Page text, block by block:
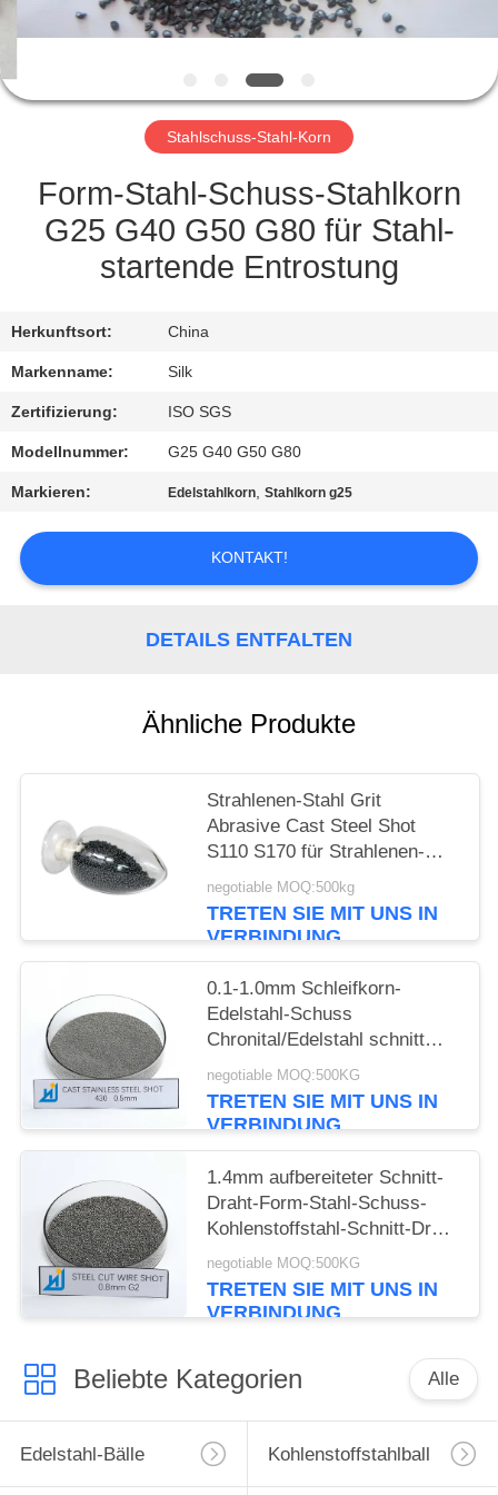
TRETEN
SIE
MIT
VERBINDUNG
FÄLLE
EIN
ZITAT
Stahlschuss-Stahl-Korn
Form-Stahl-Schuss-Stahlkorn
G25 G40 G50 G80 für Stahl-
startende Entrostung
Herkunftsort: China
Markenname: Silk
Zertifizierung: ISO SGS
Modellnummer: G25 G40 G50 G80
Markieren: Edelstahlkorn,Stahlkorn g25
KONTAKT!
DETAILS ENTFALTEN
Ähnliche Produkte
Strahlenen-Stahl Grit
Abrasive Cast Steel Shot
S110 S170 für Strahlenen-
Maschine
negotiable MOQ:500kg
TRETEN SIE MIT UNS IN
VERBINDUNG
0.1-1.0mm Schleifkorn-
Edelstahl-Schuss
Chronital/Edelstahl schnitt
Draht-Schuss
negotiable MOQ:500KG
TRETEN SIE MIT UNS IN
VERBINDUNG
1.4mm aufbereiteter Schnitt-
Draht-Form-Stahl-Schuss-
Kohlenstoffstahl-Schnitt-Draht
schoss 2.0mm
negotiable MOQ:500KG
TRETEN SIE MIT UNS IN
VERBINDUNG
Beliebte Kategorien Alle
Edelstahl-Bälle Kohlenstoffstahlball